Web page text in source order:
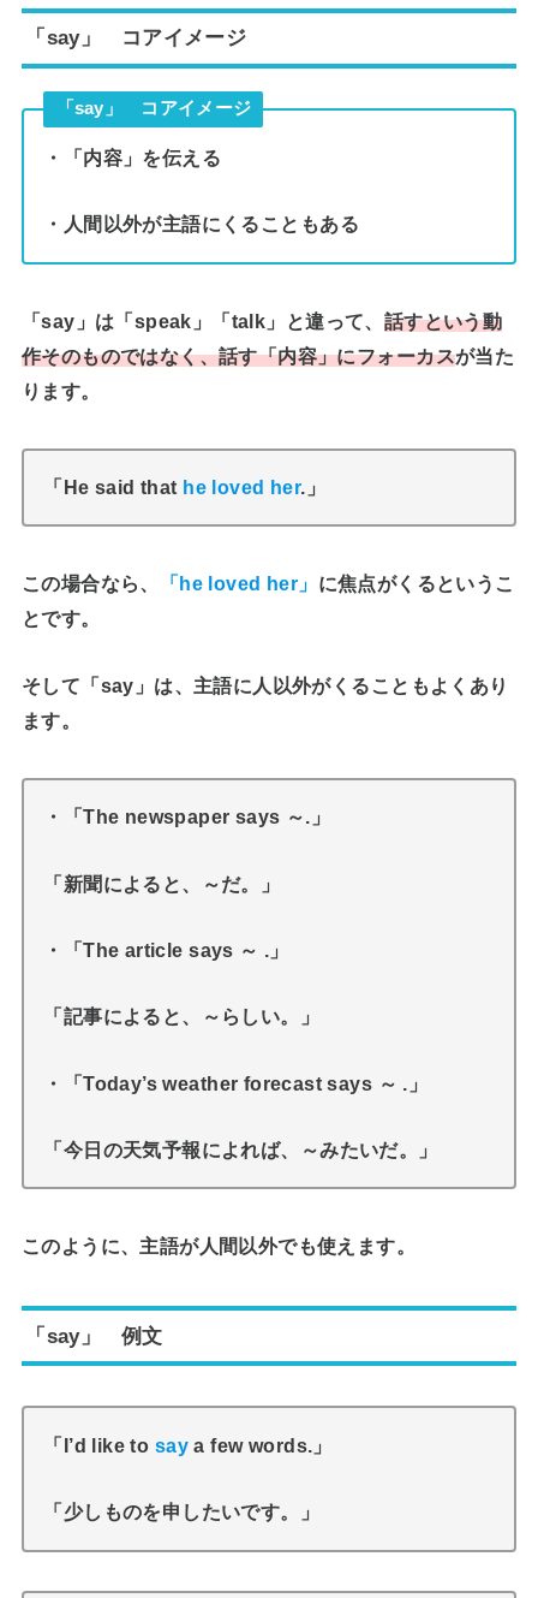
「say」 コアイメージ
「say」 コアイメージ
・「内容」を伝える
・人間以外が主語にくることもある
「say」は「speak」「talk」と違って、 話すという動
作そのものではなく、話す「内容」にフォーカスが当た
ります。
「He said that he loved her.」
この場合なら、 「he loved her」 に焦点がくるというこ
とです。
そして「say」は、主語に人以外がくることもよくあり
ます。
・「The newspaper says ～.」
「新聞によると、～だ。」
・「The article says ～ .」
「記事によると、～らしい。」
・「Today’s weather forecast says ～ .」
「今日の天気予報によれば、～みたいだ。」
このように、主語が人間以外でも使えます。
「say」 例文
「I’d like to saya few words.」
「少しものを申したいです。」